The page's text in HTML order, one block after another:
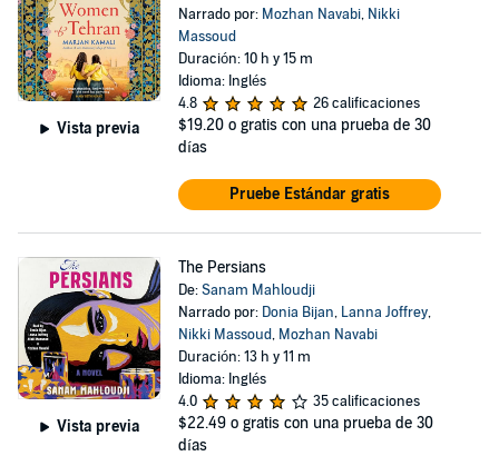
Vista previa
Narrado por: Mozhan Navabi, Nikki
Massoud
Duración: 10 h y 15 m
Idioma: Inglés
4.8
26 calificaciones
$19.20 o gratis con una prueba de 30
días
Pruebe Estándar gratis
Vista previa
The Persians
De:Sanam Mahloudji
Narrado por: Donia Bijan, Lanna Joffrey,
Nikki Massoud, Mozhan Navabi
Duración: 13 h y 11 m
Idioma: Inglés
4.0
35 calificaciones
$22.49 o gratis con una prueba de 30
días